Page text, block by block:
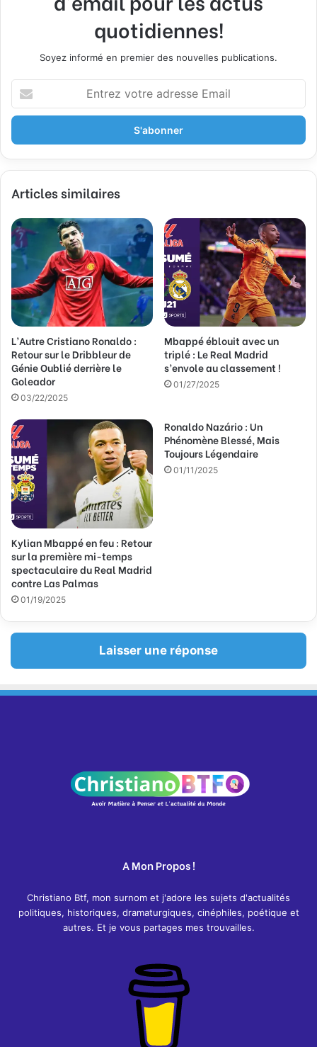
quotidiennes!
Soyez informé en premier des nouvelles publications.
t
e
z
o
r
e
a
d
e
s
s
e
E
m
a
i
Articles similaires
L’Autre Cristiano Ronaldo :
Retour sur le Dribbleur de
Génie Oublié derrière le
Goleador
03/22/2025
Mbappé éblouit avec un
triplé : Le Real Madrid
s’envole au classement !
01/27/2025
Kylian Mbappé en feu : Retour
sur la première mi-temps
spectaculaire du Real Madrid
contre Las Palmas
01/19/2025
Ronaldo Nazário : Un
Phénomène Blessé, Mais
Toujours Légendaire
01/11/2025
Laisser une réponse
A Mon Propos !
Christiano Btf, mon surnom et j'adore les sujets d'actualités
politiques, historiques, dramaturgiques, cinéphiles, poétique et
autres. Et je vous partages mes trouvailles.